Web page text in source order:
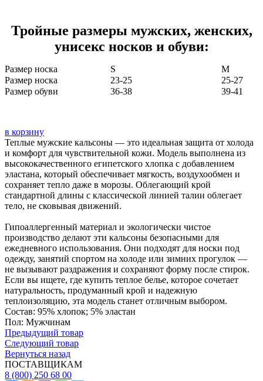
Тройные размеры мужских, женских,
унисекс носков и обуви:
Размер носка S
M
Размер носка
23-25
25-27
Размер обуви
36-38 39-41
в корзину
Теплые мужские кальсоны — это идеальная защита от холода
и комфорт для чувствительной кожи. Модель выполнена из
высококачественного египетского хлопка с добавлением
эластана, который обеспечивает мягкость, воздухообмен и
сохраняет тепло даже в морозы. Облегающий крой
стандартной длины с классической линией талии облегает
тело, не сковывая движений.
Гипоаллергенный материал и экологически чистое
производство делают эти кальсоны безопасными для
ежедневного использования. Они подходят для носки под
одежду, занятий спортом на холоде или зимних прогулок —
не вызывают раздражения и сохраняют форму после стирок.
Если вы ищете, где купить теплое белье, которое сочетает
натуральность, продуманный крой и надежную
теплоизоляцию, эта модель станет отличным выбором.
Состав: 95% хлопок; 5% эластан
Пол: Мужчинам
Предыдущий товар
Следующий товар
Вернуться назад
ПОСТАВЩИКАМ
8 (800) 250 68 00